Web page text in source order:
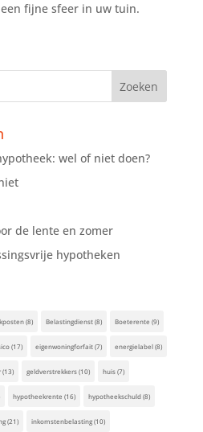
fijne sfeer in uw tuin.
wel of niet doen?
de lente en zomer
hypotheken
(8) Belastingdienst(8) Boeterente (9)
(17) eigenwoningforfait(7) energielabel(8)
(13) geldverstrekkers(10) huis(7)
hypotheekrente (16) hypotheekschuld(8)
(21) inkomstenbelasting(10)